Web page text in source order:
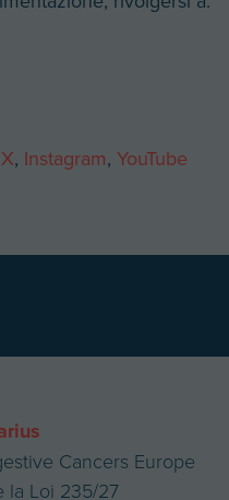
X, Instagram, YouTube
Cancers Europe
la Loi 235/27